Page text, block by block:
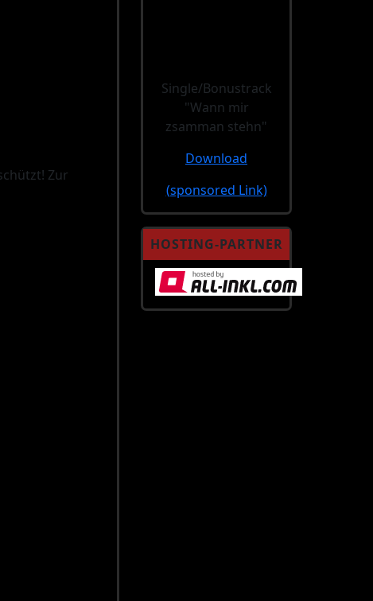
Zur
Single/Bonustrack
"Wann mir
zsamman stehn"
Download
(sponsored Link)
HOSTING-PARTNER